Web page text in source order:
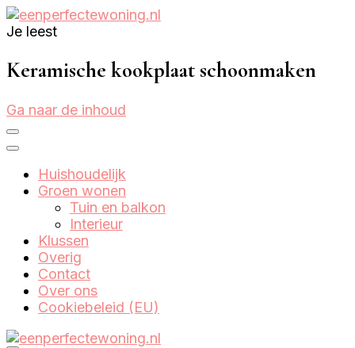
Je leest
Keramische kookplaat schoonmaken
Ga naar de inhoud
Huishoudelijk
Groen wonen
Tuin en balkon
Interieur
Klussen
Overig
Contact
Over ons
Cookiebeleid (EU)